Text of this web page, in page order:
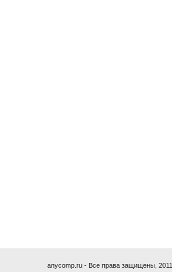
anycomp.ru - Все права защищены, 2011